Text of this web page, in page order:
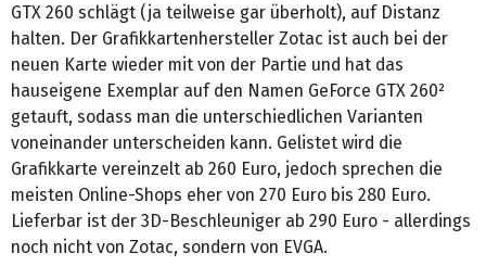
GTX 260 schlägt (ja teilweise gar überholt), auf Distanz
halten. Der Grafikkartenhersteller Zotac ist auch bei der
neuen Karte wieder mit von der Partie und hat das
hauseigene Exemplar auf den Namen GeForce GTX 260²
getauft, sodass man die unterschiedlichen Varianten
voneinander unterscheiden kann. Gelistet wird die
Grafikkarte vereinzelt ab 260 Euro, jedoch sprechen die
meisten Online-Shops eher von 270 Euro bis 280 Euro.
Lieferbar ist der 3D-Beschleuniger ab 290 Euro - allerdings
noch nicht von Zotac, sondern von EVGA.